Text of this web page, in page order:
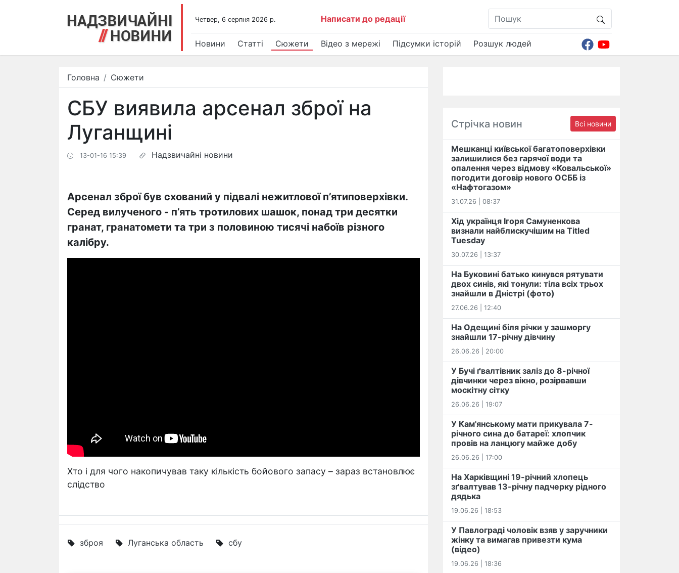
Четвер, 6 серпня 2026 р. Написати до редації
Новини Статті Сюжети Відео з мережі Підсумки історій Розшук людей
Головна Сюжети
СБУ виявила арсенал зброї на
Луганщині
13-01-16 15:39 Надзвичайні новини
Арсенал зброї був схований у підвалі нежитлової п’ятиповерхівки.
Серед вилученого - п’ять тротилових шашок, понад три десятки
гранат, гранатомети та три з половиною тисячі набоїв різного
калібру.
Хто і для чого накопичував таку кількість бойового запасу – зараз встановлює
слідство
зброя Луганська область сбу
Стрічка новин Всі новини
Мешканці київської багатоповерхівки
залишилися без гарячої води та
опалення через відмову «Ковальської»
погодити договір нового ОСББ із
«Нафтогазом»
31.07.26 | 08:37
Хід українця Ігоря Самуненкова
визнали найблискучішим на Titled
Tuesday
30.07.26 | 13:37
На Буковині батько кинувся рятувати
двох синів, які тонули: тіла всіх трьох
знайшли в Дністрі (фото)
27.06.26 | 12:40
На Одещині біля річки у зашморгу
знайшли 17-річну дівчину
26.06.26 | 20:00
У Бучі ґвалтівник заліз до 8-річної
дівчинки через вікно, розірвавши
москітну сітку
26.06.26 | 19:07
У Кам'янському мати прикувала 7-
річного сина до батареї: хлопчик
провів на ланцюгу майже добу
26.06.26 | 17:00
На Харківщині 19-річний хлопець​
️зґвалтував 13-річну падчерку рідного
дядька
19.06.26 | 18:53
У Павлограді чоловік взяв у заручники
жінку та вимагав привезти кума
(відео)
19.06.26 | 18:36